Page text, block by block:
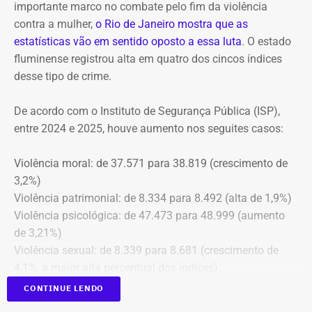
Rubem Vieira de Souza, o Rubão; e de outros diretores e
conselheiros do fundo municipal.
Além disso, o tribunal aprovou a expedição de ofício com
cópia integral do processo ao Ministério Público do
apuração de possíveis ilícitos nas esferas cível e criminal,
e à Secretaria de Regime Próprio e Complementar do
importante marco no combate pelo fim da violência
contra a mulher, o Rio de Janeiro mostra que as
estatísticas vão em sentido oposto a essa luta. O estado
fluminense registrou alta em quatro dos cincos índices
desse tipo de crime.
De acordo com o Instituto de Segurança Pública (ISP),
entre 2024 e 2025, houve aumento nos seguites casos:
Violência moral: de 37.571 para 38.819 (crescimento de
3,2%)
Violência patrimonial: de 8.334 para 8.492 (alta de 1,9%)
Violência psicológica: de 47.473 para 48.999 (aumento
de 3,21%)
Violência sexual: de 8.339 para 8.681 (crescimento de
A única estatística que apresentou queda foi a de
violência física, que passou de 43.743 em 2024 para
CONTINUE LENDO